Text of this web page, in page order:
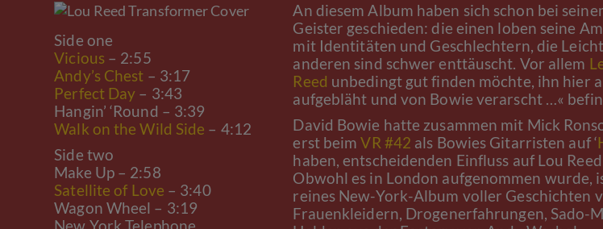
Side one
Vicious– 2:55
Andy’s Chest – 3:17
Perfect Day – 3:43
Hangin’ ‘Round – 3:39
Walk on the Wild Side – 4:12
Side two
Make Up – 2:58
Satellite of Love – 3:40
Wagon Wheel – 3:19
An diesem Album haben sich schon bei
Geister geschieden: die einen loben seine
mit Identitäten und Geschlechtern, die
anderen sind schwer enttäuscht. Vor allem
Reed unbedingt gut finden möchte, ihn hier
aufgebläht und von Bowie verarscht …«
David Bowie hatte zusammen mit Mick
erst beimVR #42 als Bowies Gitarristen auf ‘
haben, entscheidenden Einfluss auf Lou
Obwohl es in London aufgenommen wurde,
reines New-York-Album voller Geschichten
Frauenkleidern, Drogenerfahrungen, Sado-